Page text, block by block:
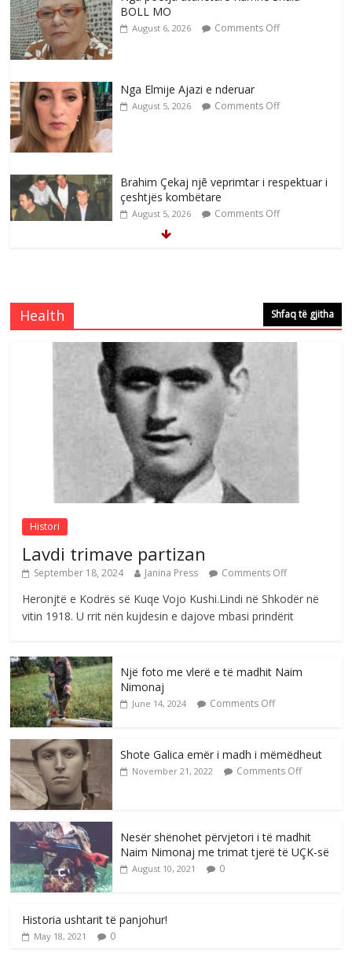
BOLL MO
August 6, 2026 Comments Off
Nga Elmije Ajazi e nderuar
August 5, 2026 Comments Off
Brahim Çekaj njē veprimtar i respektuar i
çeshtjës kombëtare
August 5, 2026 Comments Off
e invalidëve në Fushë Kosovë
Comments Off
Çlirimtari Agron Gërvalla me takime pune
në atdhe të shoqerisë Levizja
August 3, 2026 Comments Off
Postim me vlera nga artistja e mirëfilltë
Mimoza Gjoni
August 6, 2026 Comments Off
Health Shfaq të gjitha
Histori
Lavdi trimave partizan
September 18, 2024 Janina Press Comments Off
Heronjtë e Kodrës së Kuqe Vojo Kushi.Lindi në Shkodër në
vitin 1918. U rrit nën kujdesin e dajove mbasi prindërit
Një foto me vlerë e të madhit Naim
Nimonaj
June 14, 2024 Comments Off
Shote Galica emër i madh i mëmëdheut
November 21, 2022 Comments Off
Nesër shënohet përvjetori i të madhit
Naim Nimonaj me trimat tjerë të UÇK-së
August 10, 2021 0
Historia ushtarit të panjohur!
May 18, 2021 0